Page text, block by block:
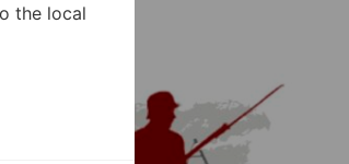
the local